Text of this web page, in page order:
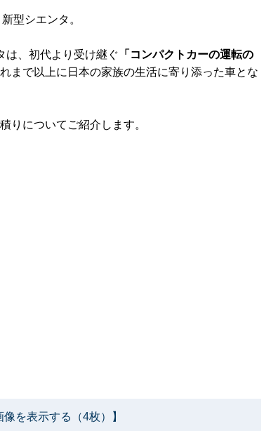
型シエンタ。
は、初代より受け継ぐ 「コンパクトカーの運転の
まで以上に日本の家族の生活に寄り添った車とな
りについてご紹介します。
を表示する（4枚）】